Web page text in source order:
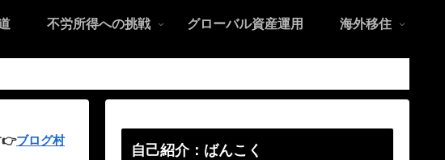
不労所得への挑戦 グローバル資産運用 海外移住
👉ブログ村
自己紹介：ばんこく